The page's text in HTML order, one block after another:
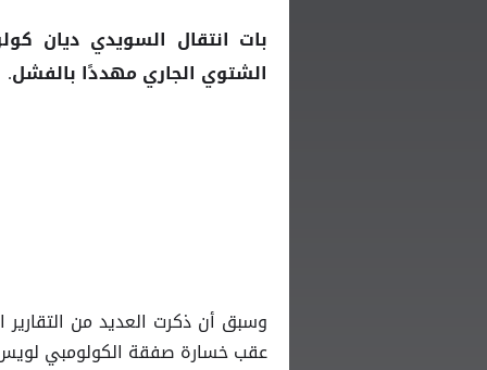
بات انتقال السويدي ديان
الشتوي الجاري مهددًا بالفشل.
وسبق أن ذكرت العديد من التقارير
عقب خسارة صفقة الكولومبي لويس